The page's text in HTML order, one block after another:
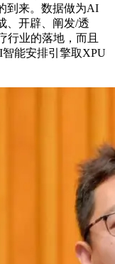
到来。数据做为AI
、开辟、阐发/透
行业的落地，而且
能安排引擎取XPU